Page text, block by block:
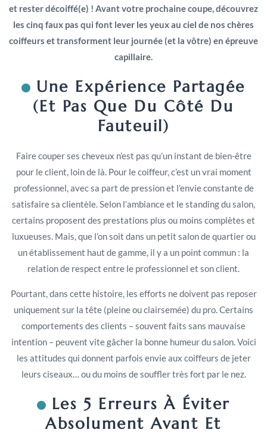
et rester décoiffé(e) ! Avant votre prochaine coupe, découvrez
les cinq faux pas qui font lever les yeux au ciel de nos chères
coiffeurs et transforment leur journée (et la vôtre) en épreuve
capillaire.
Une Expérience Partagée
(et Pas Que Du Côté Du
Fauteuil)
Faire couper ses cheveux n’est pas qu’un instant de bien-être
pour le client, loin de là. Pour le coiffeur, c’est un vrai moment
professionnel, avec sa part de pression et l’envie constante de
satisfaire sa clientèle. Selon l’ambiance et le standing du salon,
certains proposent des prestations plus ou moins complètes et
luxueuses. Mais, que l’on soit dans un petit salon de quartier ou
un établissement haut de gamme, il y a un point commun : la
relation de respect entre le professionnel et son client.
Pourtant, dans cette histoire, les efforts ne doivent pas reposer
uniquement sur la tête (pleine ou clairsemée) du pro. Certains
comportements des clients – souvent faits sans mauvaise
intention – peuvent vite gâcher la bonne humeur du salon. Voici
les attitudes qui donnent parfois envie aux coiffeurs de jeter
leurs ciseaux… ou du moins de souffler très fort par le nez.
Les 5 Erreurs À Éviter
Absolument Avant Et